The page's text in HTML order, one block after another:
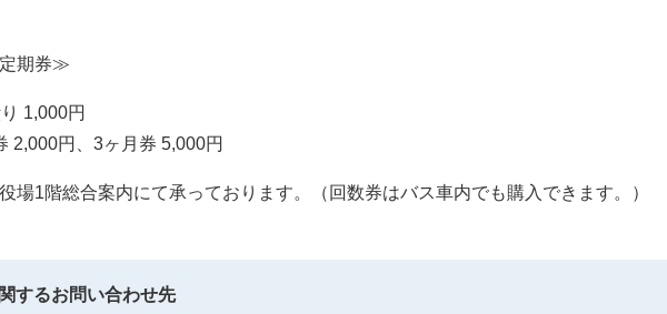
期券≫
1,000円
2,000円、3ヶ月券 5,000円
場1階総合案内にて承っております。（回数券はバス車内でも購入できます。）
するお問い合わせ先